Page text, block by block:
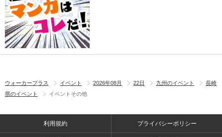
ウォーカープラス イベント 2026年08月 22日 九州のイベント
長崎
県のイベント
イベントその他
利用規約 プライバシーポリシー